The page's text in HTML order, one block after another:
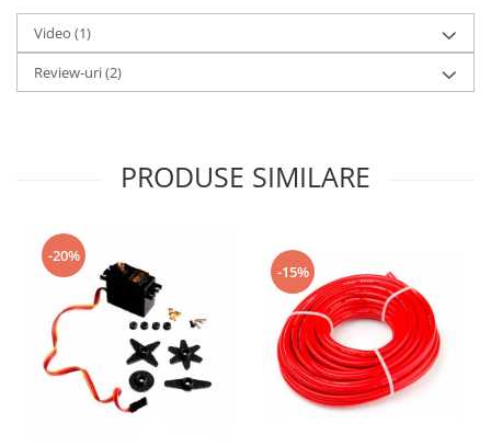
Video (1)
Review-uri(2)
PRODUSE SIMILARE
-20%
-15%